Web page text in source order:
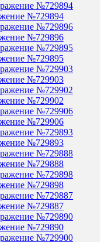
№729894
№729896
№729895
№729903
№729902
№729906
№729893
№729888
№729898
№729887
№729890